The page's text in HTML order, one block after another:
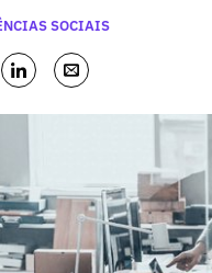
SOCIAIS